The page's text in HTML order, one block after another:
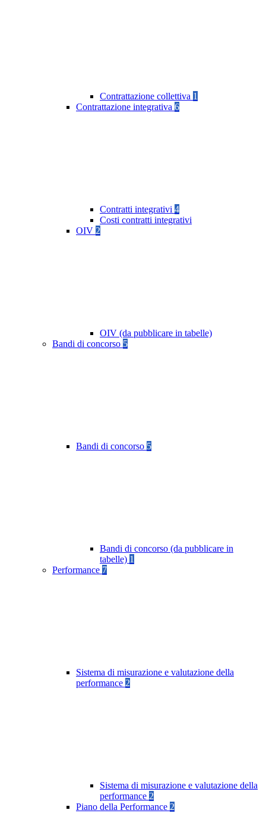
Contrattazione collettiva 1
Contrattazione integrativa 6
Contratti integrativi 4
Costi contratti integrativi
OIV 2
OIV (da pubblicare in tabelle)
Bandi di concorso 5
Bandi di concorso 5
Bandi di concorso (da pubblicare in
tabelle) 1
Performance 7
Sistema di misurazione e valutazione della
performance 2
Sistema di misurazione e valutazione della
performance 2
Piano della Performance 2